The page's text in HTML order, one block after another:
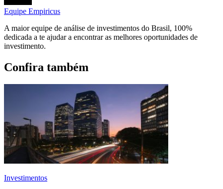
Equipe Empiricus
A maior equipe de análise de investimentos do Brasil, 100%
dedicada a te ajudar a encontrar as melhores oportunidades de
investimento.
Confira também
Investimentos